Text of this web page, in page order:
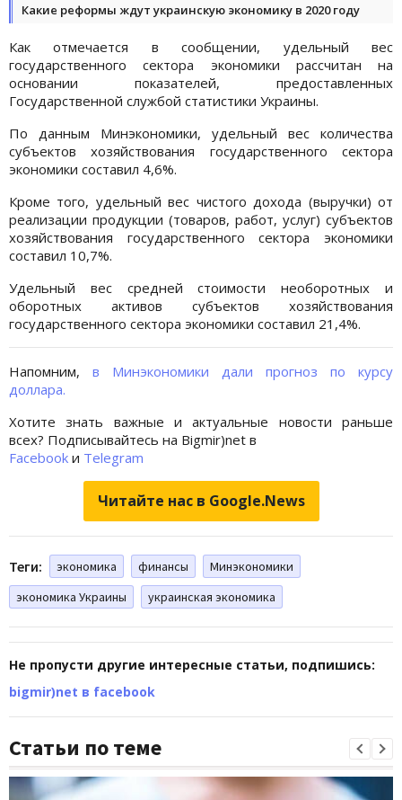
Какие реформы ждут украинскую экономику в 2020 году
Как отмечается в сообщении, удельный вес
государственного сектора экономики рассчитан на
основании показателей, предоставленных
Государственной службой статистики Украины.
По данным Минэкономики, удельный вес количества
субъектов хозяйствования государственного сектора
экономики составил 4,6%.
Кроме того, удельный вес чистого дохода (выручки) от
реализации продукции (товаров, работ, услуг) субъектов
хозяйствования государственного сектора экономики
составил 10,7%.
Удельный вес средней стоимости необоротных и
оборотных активов субъектов хозяйствования
государственного сектора экономики составил 21,4%.
Напомним, в Минэкономики дали прогноз по курсу
доллара.
Хотите знать важные и актуальные новости раньше
всех? Подписывайтесь на Bigmir)net в
Facebook и Telegram
Читайте нас в Google.News
Теги: экономика финансы
Минэкономики
экономика Украины
украинская экономика
Не пропусти другие интересные статьи, подпишись:
bigmir)net в facebook
Статьи по теме